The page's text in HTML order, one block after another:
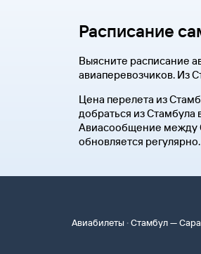
Расписание
Выясните расписание
авиаперевозчиков. Из
Цена перелета из
добраться из Стамбула
Авиасообщение между
обновляется
Авиабилеты ·Стамбул —